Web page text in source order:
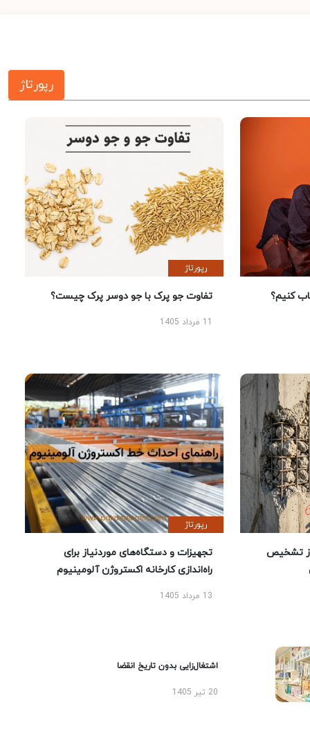
رپورتاژ
کنیم؟
رپورتاژ
تفاوت جو پرک با جو دوسر پرک چیست؟
تشخیص
رپورتاژ
تجهیزات و دستگاه‌های موردنیاز برای
راه‌اندازی کارخانه اکستروژن آلومینیوم
13 مرداد 1405
اشتغال‌زایی بدون تاریخ انقضا
20 تیر 1405